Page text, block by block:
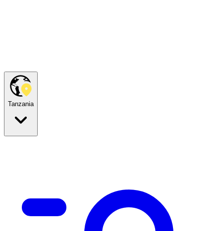
Tanzania